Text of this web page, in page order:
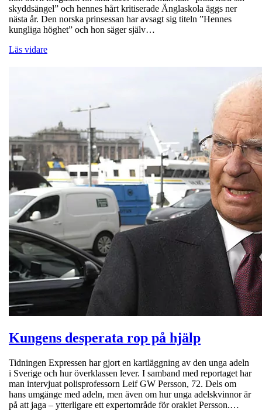
skyddsängel” och hennes hårt kritiserade Änglaskola äggs ner
nästa år. Den norska prinsessan har avsagt sig titeln ”Hennes
kungliga höghet” och hon säger själv…
Läs vidare
Kungens desperata rop på hjälp
Tidningen Expressen har gjort en kartläggning av den unga adeln
i Sverige och hur överklassen lever. I samband med reportaget har
man intervjuat polisprofessorn Leif GW Persson, 72. Dels om
hans umgänge med adeln, men även om hur unga adelskvinnor är
på att jaga – ytterligare ett expertområde för oraklet Persson.…